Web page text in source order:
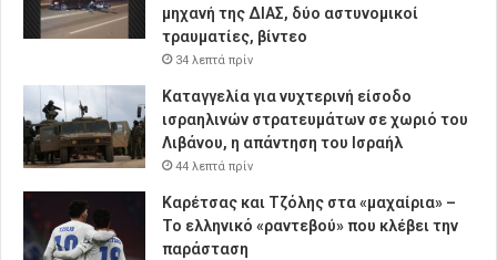
μηχανή της ΔΙΑΣ, δύο αστυνομικοί
τραυματίες, βίντεο
34 λεπτά πρίν
Καταγγελία για νυχτερινή είσοδο
ισραηλινών στρατευμάτων σε χωριό του
Λιβάνου, η απάντηση του Ισραήλ
44 λεπτά πρίν
Καρέτσας και Τζόλης στα «μαχαίρια» –
Το ελληνικό «ραντεβού» που κλέβει την
παράσταση